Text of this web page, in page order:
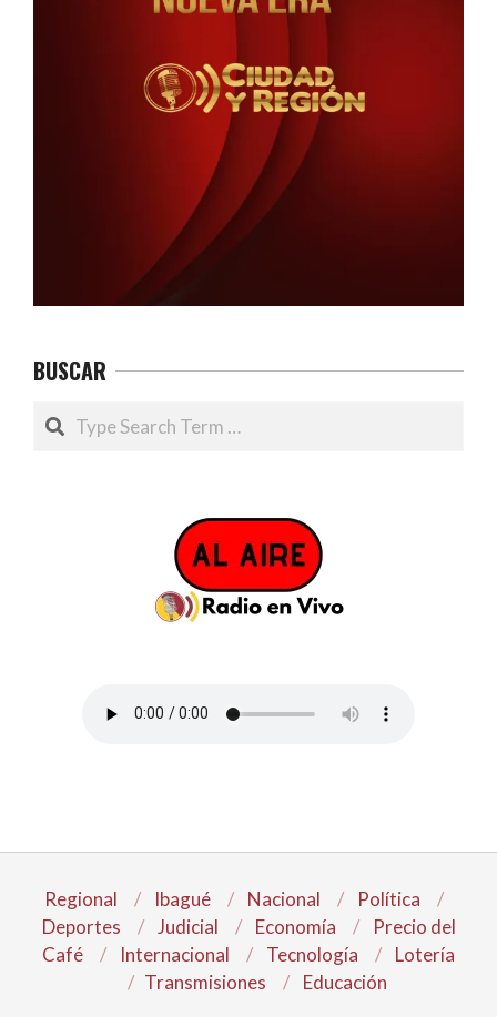
BUSCAR
Search
Regional Ibagué Nacional
Política
Deportes
Judicial Economía
Precio del
Café
Internacional Tecnología
Lotería
Transmisiones
Educación